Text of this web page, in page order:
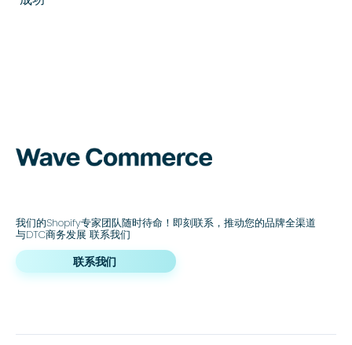
我们的Shopify专家团队随时待命！即刻联系，推动您的品牌全渠道
与DTC商务发展 联系我们
联系我们